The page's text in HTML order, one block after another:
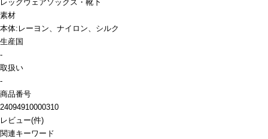
レッグウェア ソックス・靴下
素材
本体:レーヨン、ナイロン、シルク
生産国
-
取扱い
-
商品番号
24094910000310
レビュー(件)
関連キーワード